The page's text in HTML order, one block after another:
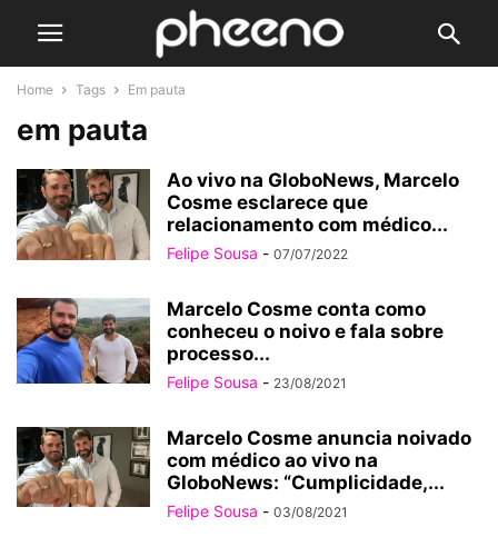
Home Tags Em pauta
em pauta
Ao vivo na GloboNews, Marcelo
Cosme esclarece que
relacionamento com médico...
Felipe Sousa - 07/07/2022
Marcelo Cosme conta como
conheceu o noivo e fala sobre
processo...
Felipe Sousa - 23/08/2021
Marcelo Cosme anuncia noivado
com médico ao vivo na
GloboNews: “Cumplicidade,...
Felipe Sousa - 03/08/2021